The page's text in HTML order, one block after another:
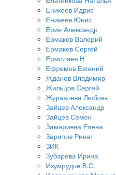
Еникеев Идрис
Еникеев Юнис
Ерин Александр
Ермаков Валерий
Ермаков Сергей
Ермолаев Н
Ефремов Евгений
Жданов Владимир
Жильцов Сергей
Журавлева Любовь
Зайцев Александр
Зайцев Семен
Замариева Елена
Зарипов Ринат
ЗИК
Зубарева Ирина
Изумрудов В.С.